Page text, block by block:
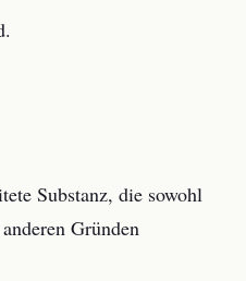
Substanz, die sowohl
Gründen